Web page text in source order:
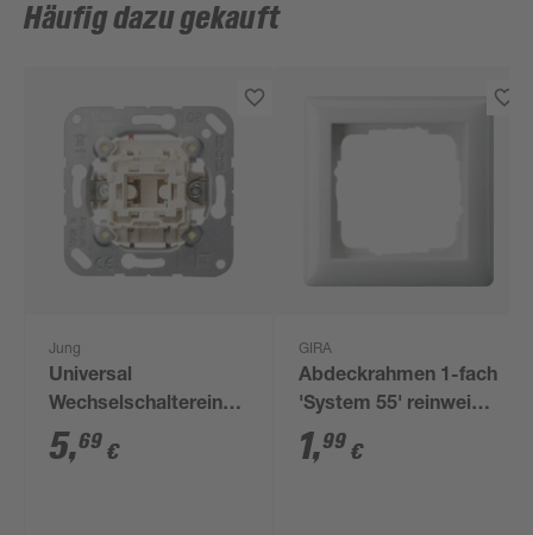
Häufig dazu gekauft
Jung
Universal
Wechselschaltereinsatz,
ohne Abdeckung
5,69 €
GIRA
Abdeckrahmen 1-fach
'System 55' reinweiß
glänzend
1,99 €